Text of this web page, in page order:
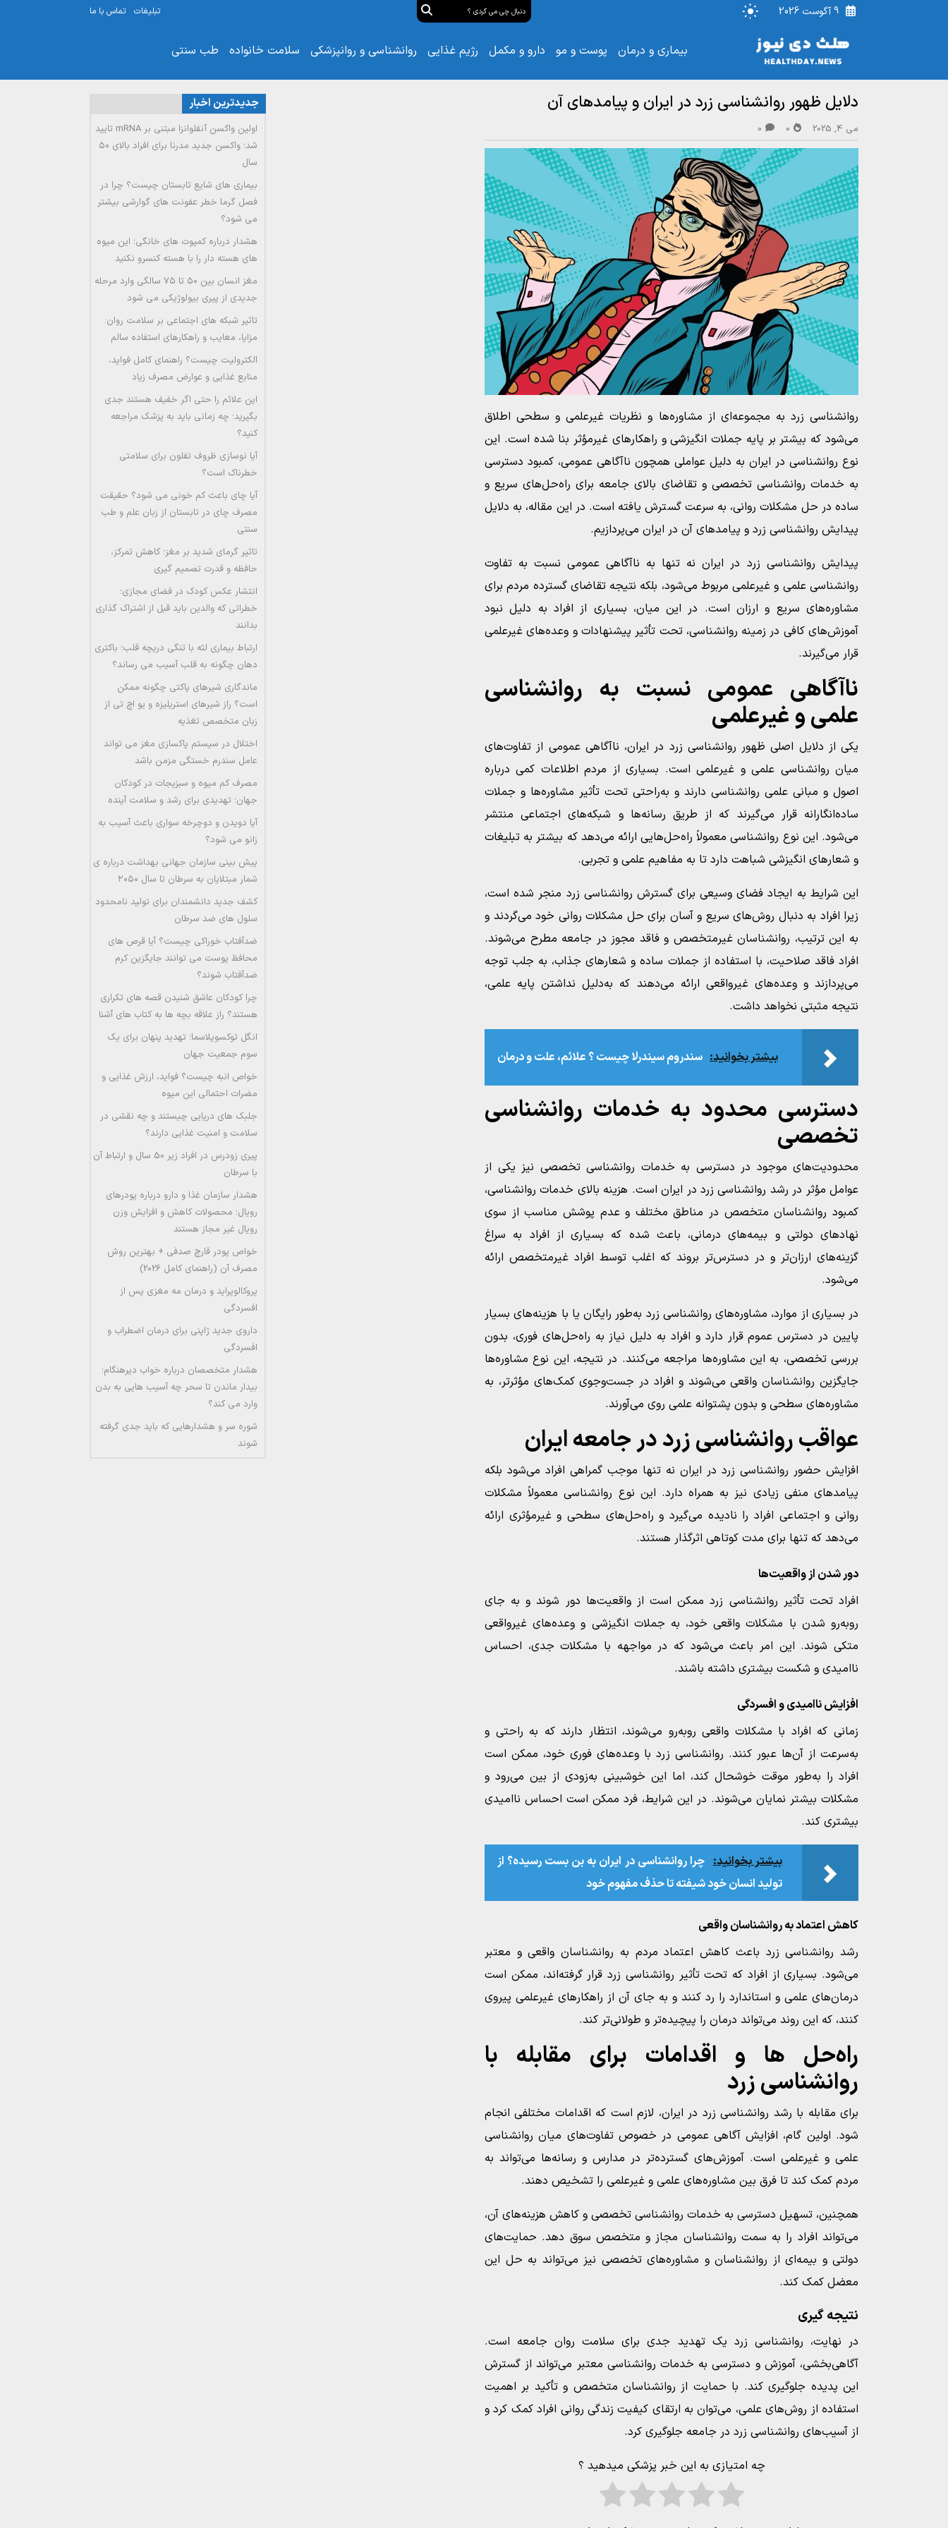
9 آگوست 2026 تبلیغات تماس با ما
بیماری و درمان پوست و مو دارو و مکمل رژیم غذایی روانشناسی و روانپزشکی سلامت خانواده طب سنتی
دلایل ظهور روانشناسی زرد در ایران و پیامدهای آن
می 4, 2025 0
0
روانشناسی زرد به مجموعه‌ای از مشاوره‌ها و نظریات غیرعلمی و سطحی اطلاق
می‌شود که بیشتر بر پایه جملات انگیزشی و راهکارهای غیرمؤثر بنا شده است. این
نوع روانشناسی در ایران به دلیل عواملی همچون ناآگاهی عمومی، کمبود دسترسی
به خدمات روانشناسی تخصصی و تقاضای بالای جامعه برای راه‌حل‌های سریع و
ساده در حل مشکلات روانی، به سرعت گسترش یافته است. در این مقاله، به دلایل
پیدایش روانشناسی زرد و پیامدهای آن در ایران می‌پردازیم.
پیدایش روانشناسی زرد در ایران نه تنها به ناآگاهی عمومی نسبت به تفاوت
روانشناسی علمی و غیرعلمی مربوط می‌شود، بلکه نتیجه تقاضای گسترده مردم برای
مشاوره‌های سریع و ارزان است. در این میان، بسیاری از افراد به دلیل نبود
آموزش‌های کافی در زمینه روانشناسی، تحت تأثیر پیشنهادات و وعده‌های غیرعلمی
قرار می‌گیرند.
ناآگاهی عمومی نسبت به روانشناسی
علمی و غیرعلمی
یکی از دلایل اصلی ظهور روانشناسی زرد در ایران، ناآگاهی عمومی از تفاوت‌های
میان روانشناسی علمی و غیرعلمی است. بسیاری از مردم اطلاعات کمی درباره
اصول و مبانی علمی روانشناسی دارند و به‌راحتی تحت تأثیر مشاوره‌ها و جملات
ساده‌انگارانه قرار می‌گیرند که از طریق رسانه‌ها و شبکه‌های اجتماعی منتشر
می‌شود. این نوع روانشناسی معمولاً راه‌حل‌هایی ارائه می‌دهد که بیشتر به تبلیغات
و شعارهای انگیزشی شباهت دارد تا به مفاهیم علمی و تجربی.
این شرایط به ایجاد فضای وسیعی برای گسترش روانشناسی زرد منجر شده است،
زیرا افراد به دنبال روش‌های سریع و آسان برای حل مشکلات روانی خود می‌گردند و
به این ترتیب، روانشناسان غیرمتخصص و فاقد مجوز در جامعه مطرح می‌شوند.
افراد فاقد صلاحیت، با استفاده از جملات ساده و شعارهای جذاب، به جلب توجه
می‌پردازند و وعده‌های غیرواقعی ارائه می‌دهند که به‌دلیل نداشتن پایه علمی،
نتیجه مثبتی نخواهد داشت.
بیشتر بخوانید: سندروم سیندرلا چیست ؟ علائم، علت و درمان
دسترسی محدود به خدمات روانشناسی
تخصصی
محدودیت‌های موجود در دسترسی به خدمات روانشناسی تخصصی نیز یکی از
عوامل مؤثر در رشد روانشناسی زرد در ایران است. هزینه بالای خدمات روانشناسی،
کمبود روانشناسان متخصص در مناطق مختلف و عدم پوشش مناسب از سوی
نهادهای دولتی و بیمه‌های درمانی، باعث شده که بسیاری از افراد به سراغ
گزینه‌های ارزان‌تر و در دسترس‌تر بروند که اغلب توسط افراد غیرمتخصص ارائه
می‌شود.
در بسیاری از موارد، مشاوره‌های روانشناسی زرد به‌طور رایگان یا با هزینه‌های بسیار
پایین در دسترس عموم قرار دارد و افراد به دلیل نیاز به راه‌حل‌های فوری، بدون
بررسی تخصصی، به این مشاوره‌ها مراجعه می‌کنند. در نتیجه، این نوع مشاوره‌ها
جایگزین روانشناسان واقعی می‌شوند و افراد در جست‌وجوی کمک‌های مؤثرتر، به
مشاوره‌های سطحی و بدون پشتوانه علمی روی می‌آورند.
عواقب روانشناسی زرد در جامعه ایران
افزایش حضور روانشناسی زرد در ایران نه تنها موجب گمراهی افراد می‌شود بلکه
پیامدهای منفی زیادی نیز به همراه دارد. این نوع روانشناسی معمولاً مشکلات
روانی و اجتماعی افراد را نادیده می‌گیرد و راه‌حل‌های سطحی و غیرمؤثری ارائه
می‌دهد که تنها برای مدت کوتاهی اثرگذار هستند.
دور شدن از واقعیت‌ها
افراد تحت تأثیر روانشناسی زرد ممکن است از واقعیت‌ها دور شوند و به جای
روبه‌رو شدن با مشکلات واقعی خود، به جملات انگیزشی و وعده‌های غیرواقعی
متکی شوند. این امر باعث می‌شود که در مواجهه با مشکلات جدی، احساس
ناامیدی و شکست بیشتری داشته باشند.
افزایش ناامیدی و افسردگی
زمانی که افراد با مشکلات واقعی روبه‌رو می‌شوند، انتظار دارند که به راحتی و
به‌سرعت از آن‌ها عبور کنند. روانشناسی زرد با وعده‌های فوری خود، ممکن است
افراد را به‌طور موقت خوشحال کند، اما این خوشبینی به‌زودی از بین می‌رود و
مشکلات بیشتر نمایان می‌شوند. در این شرایط، فرد ممکن است احساس ناامیدی
بیشتری کند.
بیشتر بخوانید: چرا روانشناسی در ایران به بن بست رسیده؟ از
تولید انسان خود شیفته تا حذف مفهوم خود
کاهش اعتماد به روانشناسان واقعی
رشد روانشناسی زرد باعث کاهش اعتماد مردم به روانشناسان واقعی و معتبر
می‌شود. بسیاری از افراد که تحت تأثیر روانشناسی زرد قرار گرفته‌اند، ممکن است
درمان‌های علمی و استاندارد را رد کنند و به جای آن از راهکارهای غیرعلمی پیروی
کنند، که این روند می‌تواند درمان را پیچیده‌تر و طولانی‌تر کند.
راه‌حل‌ ها و اقدامات برای مقابله با
روانشناسی زرد
برای مقابله با رشد روانشناسی زرد در ایران، لازم است که اقدامات مختلفی انجام
شود. اولین گام، افزایش آگاهی عمومی در خصوص تفاوت‌های میان روانشناسی
علمی و غیرعلمی است. آموزش‌های گسترده‌تر در مدارس و رسانه‌ها می‌تواند به
مردم کمک کند تا فرق بین مشاوره‌های علمی و غیرعلمی را تشخیص دهند.
همچنین، تسهیل دسترسی به خدمات روانشناسی تخصصی و کاهش هزینه‌های آن،
می‌تواند افراد را به سمت روانشناسان مجاز و متخصص سوق دهد. حمایت‌های
دولتی و بیمه‌ای از روانشناسان و مشاوره‌های تخصصی نیز می‌تواند به حل این
معضل کمک کند.
نتیجه‌ گیری
در نهایت، روانشناسی زرد یک تهدید جدی برای سلامت روان جامعه است.
آگاهی‌بخشی، آموزش و دسترسی به خدمات روانشناسی معتبر می‌تواند از گسترش
این پدیده جلوگیری کند. با حمایت از روانشناسان متخصص و تأکید بر اهمیت
استفاده از روش‌های علمی، می‌توان به ارتقای کیفیت زندگی روانی افراد کمک کرد و
از آسیب‌های روانشناسی زرد در جامعه جلوگیری کرد.
چه امتیازی به این خبر پزشکی میدهید ؟
جدیدترین اخبار
اولین واکسن آنفلوانزا مبتنی بر mRNA تایید
شد؛ واکسن جدید مدرنا برای افراد بالای ۵۰
سال
بیماری های شایع تابستان چیست؟ چرا در
فصل گرما خطر عفونت های گوارشی بیشتر
می شود؟
هشدار درباره کمپوت های خانگی؛ این میوه
های هسته دار را با هسته کنسرو نکنید
مغز انسان بین ۵۰ تا ۷۵ سالگی وارد مرحله
جدیدی از پیری بیولوژیکی می شود
تاثیر شبکه های اجتماعی بر سلامت روان:
مزایا، معایب و راهکارهای استفاده سالم
الکترولیت چیست؟ راهنمای کامل فواید،
منابع غذایی و عوارض مصرف زیاد
این علائم را حتی اگر خفیف هستند جدی
بگیرید؛ چه زمانی باید به پزشک مراجعه
کنید؟
آیا نوسازی ظروف تفلون برای سلامتی
خطرناک است؟
آیا چای باعث کم خونی می شود؟ حقیقت
مصرف چای در تابستان از زبان علم و طب
سنتی
تاثیر گرمای شدید بر مغز؛ کاهش تمرکز،
حافظه و قدرت تصمیم گیری
انتشار عکس کودک در فضای مجازی؛
خطراتی که والدین باید قبل از اشتراک گذاری
بدانند
ارتباط بیماری لثه با تنگی دریچه قلب؛ باکتری
دهان چگونه به قلب آسیب می رساند؟
ماندگاری شیرهای پاکتی چگونه ممکن
است؟ راز شیرهای استریلیزه و یو اچ تی از
زبان متخصص تغذیه
اختلال در سیستم پاکسازی مغز می تواند
عامل سندرم خستگی مزمن باشد
مصرف کم میوه و سبزیجات در کودکان
جهان؛ تهدیدی برای رشد و سلامت آینده
آیا دویدن و دوچرخه سواری باعث آسیب به
زانو می شود؟
پیش بینی سازمان جهانی بهداشت درباره ی
شمار مبتلایان به سرطان تا سال ۲۰۵۰
کشف جدید دانشمندان برای تولید نامحدود
سلول های ضد سرطان
ضدآفتاب خوراکی چیست؟ آیا قرص های
محافظ پوست می توانند جایگزین کرم
ضدآفتاب شوند؟
چرا کودکان عاشق شنیدن قصه های تکراری
هستند؟ راز علاقه بچه ها به کتاب های آشنا
انگل توکسوپلاسما؛ تهدید پنهان برای یک
سوم جمعیت جهان
خواص انبه چیست؟ فواید، ارزش غذایی و
مضرات احتمالی این میوه
جلبک های دریایی چیستند و چه نقشی در
سلامت و امنیت غذایی دارند؟
پیری زودرس در افراد زیر 50 سال و ارتباط آن
با سرطان
هشدار سازمان غذا و دارو درباره پودرهای
رویال؛ محصولات کاهش و افزایش وزن
رویال غیر مجاز هستند
خواص پودر قارچ صدفی + بهترین روش
مصرف آن (راهنمای کامل 2026)
پروکالوپراید و درمان مه مغزی پس از
افسردگی
داروی جدید ژاپنی برای درمان اضطراب و
افسردگی
هشدار متخصصان درباره خواب دیرهنگام؛
بیدار ماندن تا سحر چه آسیب هایی به بدن
وارد می کند؟
شوره سر و هشدارهایی که باید جدی گرفته
شوند